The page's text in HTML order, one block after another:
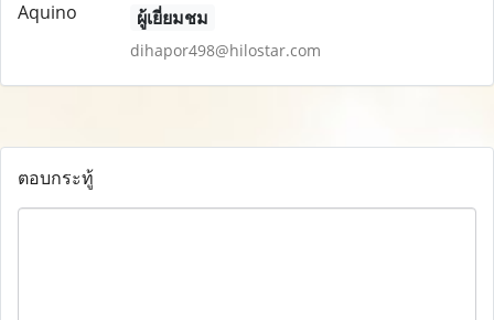
ผู้เยี่ยมชม
dihapor498@hilostar.com
ตอบกระทู้